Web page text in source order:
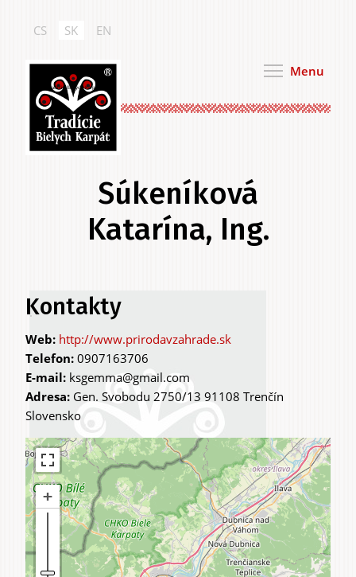
obsah
Tradície Bielych Karpát
Menu
CS SK EN
Súkeníková
Katarína, Ing.
Primárne
karty
.
Kontakty
http://www.prirodavzahrade.sk
Telefon: 0907163706
E-mail: ksgemma@gmail.com
Adresa: Gen. Svobodu 2750/13 91108 Trenčín
Slovensko